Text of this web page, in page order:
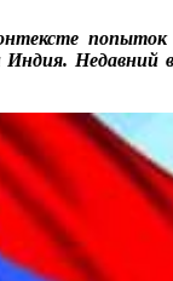
попыток
Индия.